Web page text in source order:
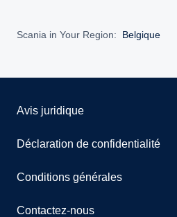
Scania in Your Region: Belgique
Avis juridique
Déclaration de confidentialité
Conditions générales
Contactez-nous